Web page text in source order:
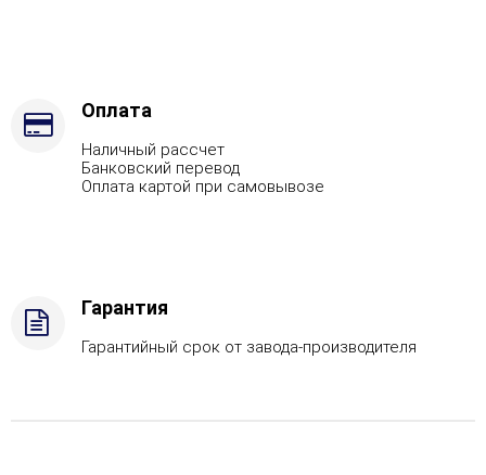
AISI
каменку
Оплата
Наличный рассчет
Банковский перевод
Оплата картой при самовывозе
Гарантия
Гарантийный срок от завода-производителя